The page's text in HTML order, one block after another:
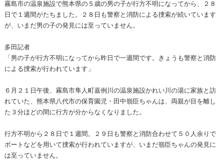
霧島市の温泉施設で熊本県の５歳の男の子が行方不明になってから、２８
日で１週間がたちました。２８日も警察と消防による捜索が続いています
が、いまだ男の子の発見には至っていません。
多田記者
「男の子が行方不明になってから昨日で一週間です。きょうも警察と消防
による捜索が行われています」
６月２１日午後、霧島市隼人町嘉例川の温泉施設かれい川の湯に家族と訪
れていた、熊本県八代市の保育園児・田中嶺臣ちゃんは、両親が目を離し
た３分ほどの間に行方が分からなくなりました。
行方不明から２８日で１週間。２９日も警察と消防合わせて５０人余りで
ボートなどを用いて捜索が行われていますが、いまだ嶺臣ちゃんの発見に
は至っていません。